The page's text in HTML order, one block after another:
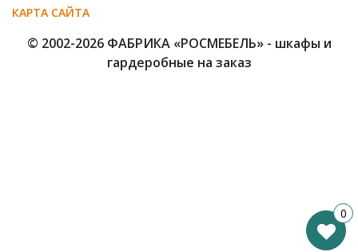
КАРТА САЙТА
© 2002-2026 ФАБРИКА «РОСМЕБЕЛЬ» - шкафы и
гардеробные на заказ
0